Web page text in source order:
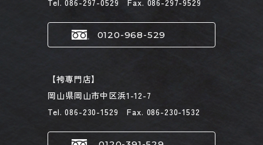
0120-968-529
【袴専門店】
岡山県岡山市中区浜1-12-7
Tel. 086-230-1529 Fax. 086-230-1532